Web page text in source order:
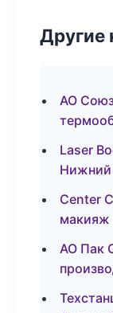
Другие
АО
Laser
Нижний
Center
макияж
АО Пак